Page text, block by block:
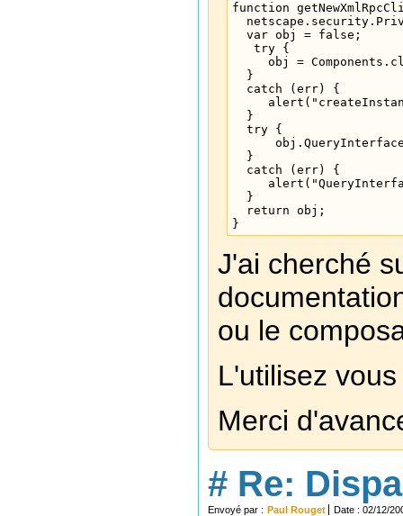
function
  var obj = false;
   try {
obj =
  }
  catch (err) {
  }
  try {
  }
  catch (err) {
  }
  return obj;
}
J'ai cherché
ou le
L'utilisez
Merci
# Re:
Envoyé par : Paul Rouget Date : 02/12/